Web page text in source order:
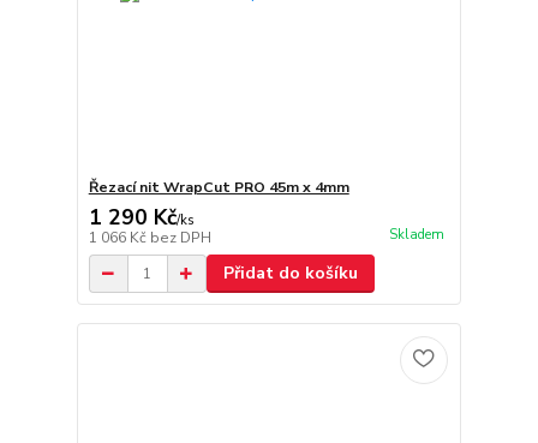
Řezací nit WrapCut PRO 45m x 4mm
1 290 Kč/ks
1 066 Kč bez DPH Skladem
Přidat do košíku